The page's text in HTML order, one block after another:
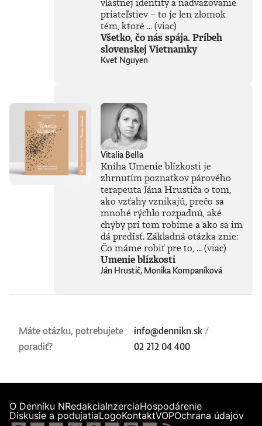
začiatku 80. rokov.
Vyváženie prínosov
kľúčovú výzvu našej
generatívnu AI
vníma len ako
najnovšiu kapitolu
v dlhom príbehu a
tvrdí, že sme stále
iba na začiatku
skutočného
technológie, ktoré
ešte neboli ani
ovplyvnia naše
životy v 30. rokoch
tohto storočia
než čokoľvek, čo
fascinujúcu diskusiu
o možnostiach
preložil Marián
Hamada.Prečítajte
priateľstiev – to je len zlomok
tém, ktoré ...(viac)
Všetko, čo nás spája. Príbeh
slovenskej Vietnamky
Kvet Nguyen
Vitalia Bella
Kniha Umenie blízkosti je
zhrnutím poznatkov párového
terapeuta Jána Hrustiča o tom,
ako vzťahy vznikajú, prečo sa
mnohé rýchlo rozpadnú, aké
chyby pri tom robíme a ako sa im
dá predísť. Základná otázka znie:
Čo máme robiť pre to, ...(viac)
Umenie blízkosti
Ján Hrustič, Monika Kompaníková
Máte otázku, potrebujete
poradiť?
info@dennikn.sk /
02 212 04 400
O Denníku NRedakciaInzerciaHospodárenie
Diskusie a podujatiaLogoKontaktVOPOchrana údajov